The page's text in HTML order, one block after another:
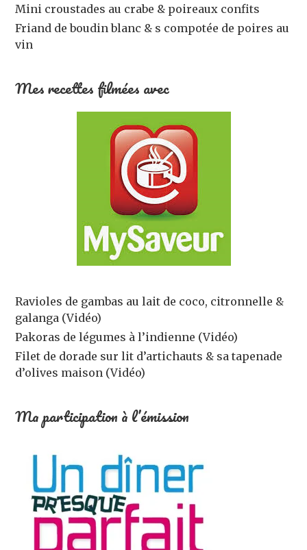
Mini croustades au crabe & poireaux confits
Friand de boudin blanc & s compotée de poires au
vin
Mes recettes filmées avec
Ravioles de gambas au lait de coco, citronnelle &
galanga (Vidéo)
Pakoras de légumes à l’indienne (Vidéo)
Filet de dorade sur lit d’artichauts & sa tapenade
d’olives maison (Vidéo)
Ma participation à l’émission